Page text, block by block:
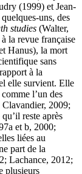
(1999) et Jean-
uns, des
studies (Walter,
la revue française
Hanus), la mort
sans
à la
elle survient. Elle
l’un des
Clavandier, 2009;
reste après
et b, 2000;
liées au
part de la
Lachance, 2012;
plusieurs